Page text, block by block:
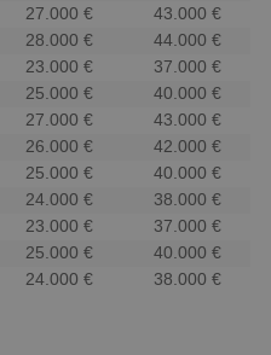
27.000 €
43.000 €
28.000 €
44.000 €
23.000 €
37.000 €
25.000 €
40.000 €
27.000 €
43.000 €
26.000 €
42.000 €
25.000 €
40.000 €
24.000 €
38.000 €
23.000 €
37.000 €
25.000 €
40.000 €
24.000 € 38.000 €